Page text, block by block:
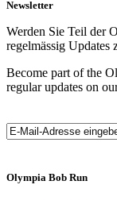
Newsletter
Werden Sie Teil der
regelmässig Updates
Become part of the
regular updates on
Olympia Bob Run